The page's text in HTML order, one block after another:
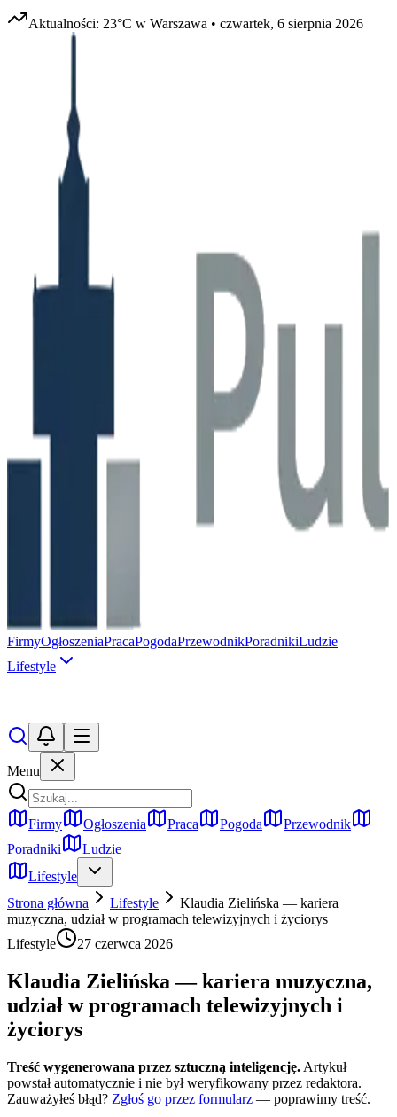
Aktualności: 23°C w Warszawa • czwartek, 6 sierpnia 2026
FirmyOgłoszeniaPracaPogodaPrzewodnikPoradnikiLudzie
Lifestyle
Menu
Firmy Ogłoszenia Praca Pogoda
Przewodnik
Poradniki
Ludzie
Lifestyle
Strona główna
Lifestyle
Klaudia Zielińska — kariera
muzyczna, udział w programach telewizyjnych i życiorys
Lifestyle
27 czerwca 2026
Klaudia Zielińska — kariera muzyczna,
udział w programach telewizyjnych i
życiorys
Treść wygenerowana przez sztuczną inteligencję. Artykuł
powstał automatycznie i nie był weryfikowany przez redaktora.
Zauważyłeś błąd? Zgłoś go przez formularz — poprawimy treść.